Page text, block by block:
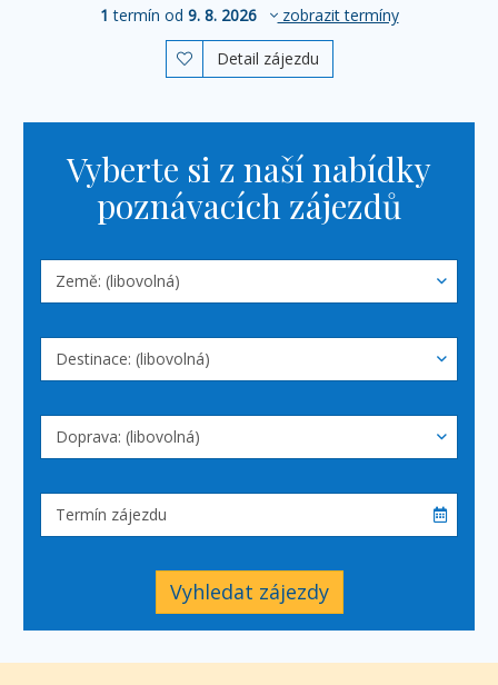
1 termín od 9. 8. 2026 zobrazit termíny
 Detail zájezdu
Vyberte si z naší nabídky
poznávacích zájezdů
Vyhledat zájezdy